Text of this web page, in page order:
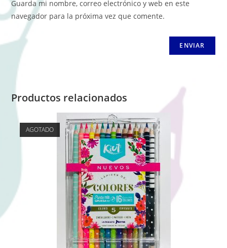
Guarda mi nombre, correo electrónico y web en este
navegador para la próxima vez que comente.
Productos relacionados
AGOTADO